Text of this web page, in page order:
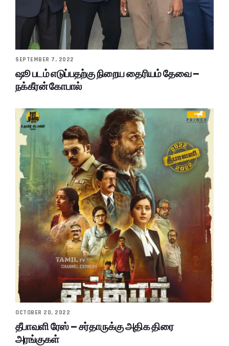
SEPTEMBER 7, 2022
ஷூ படம் எடுப்பதற்கு நிறைய தைரியம் தேவை –
நக்கீரன் கோபால்
OCTOBER 20, 2022
தீபாவளி ரேஸ் – சர்தாருக்கு அதிக திரை
அரங்குகள்